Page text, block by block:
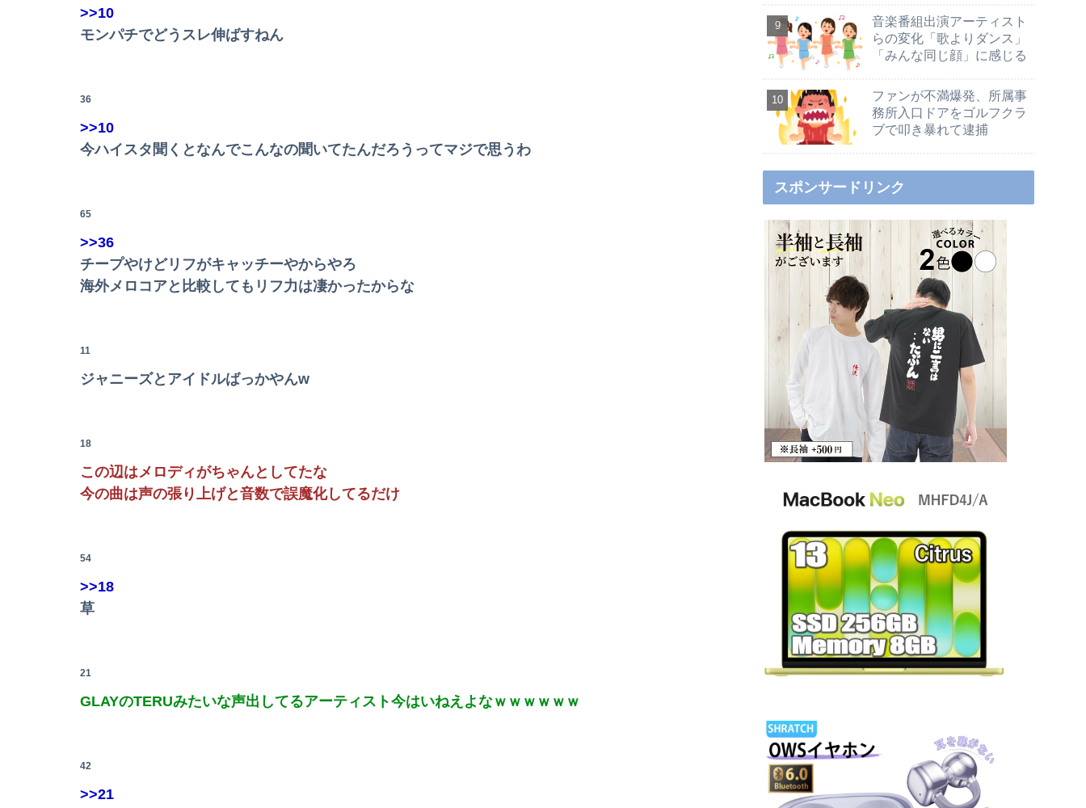
Powered by livedoor 相互RSS
【夏はパチ屋へ】これがパチ●コ屋なら全部無料という事実ｗｗｗｗｗｗｗｗ
主人の通帳を見たら、１０年間仕送りしている女性がいた。主人に問い詰めたら、白状して...
【画像】見せブラ・見せパン、過去にないレベルで流行りまくる😡
言うほどスーパーカブって良いバイクか？
レス半年で妻の胸が小さくなった。だが突然・・・
森山みなみアナ、胸元から谷間を見せつけるお辞儀GIF祭り
海外「日本は戦勝国なんだよ」 戦後の日本人の特別な生き様に各国から称賛の声
【画像】人妻ギャルママ(25)「私だって奢られたいし女扱いしてほしい。」⇒！！
>>10
モンパチでどうスレ伸ばすねん
36
>>10
今ハイスタ聞くとなんでこんなの聞いてたんだろうってマジで思うわ
65
>>36
チープやけどリフがキャッチーやからやろ
海外メロコアと比較してもリフ力は凄かったからな
11
ジャニーズとアイドルばっかやんw
18
この辺はメロディがちゃんとしてたな
今の曲は声の張り上げと音数で誤魔化してるだけ
54
>>18
草
21
GLAYのTERUみたいな声出してるアーティスト今はいねえよなｗｗｗｗｗｗ
42
>>21
音楽番組出演アーティスト
らの変化「歌よりダンス」
「みんな同じ顔」に感じる
ファンが不満爆発、所属事
務所入口ドアをゴルフクラ
ブで叩き暴れて逮捕
スポンサードリンク